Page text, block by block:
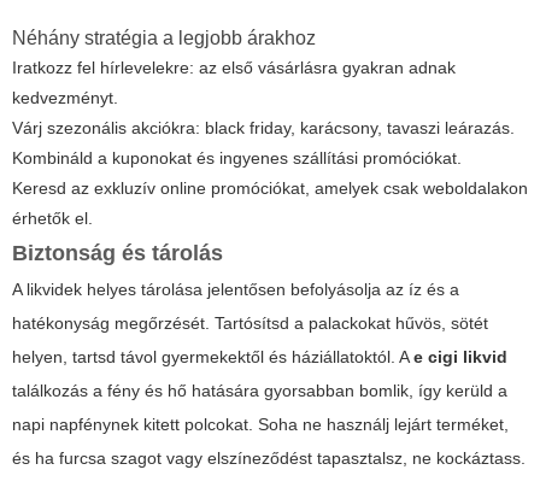
Néhány stratégia a legjobb árakhoz
Iratkozz fel hírlevelekre: az első vásárlásra gyakran adnak
kedvezményt.
Várj szezonális akciókra: black friday, karácsony, tavaszi leárazás.
Kombináld a kuponokat és ingyenes szállítási promóciókat.
Keresd az exkluzív online promóciókat, amelyek csak weboldalakon
érhetők el.
Biztonság és tárolás
A likvidek helyes tárolása jelentősen befolyásolja az íz és a
hatékonyság megőrzését. Tartósítsd a palackokat hűvös, sötét
helyen, tartsd távol gyermekektől és háziállatoktól. Ae cigi likvid
találkozás a fény és hő hatására gyorsabban bomlik, így kerüld a
napi napfénynek kitett polcokat. Soha ne használj lejárt terméket,
és ha furcsa szagot vagy elszíneződést tapasztalsz, ne kockáztass.